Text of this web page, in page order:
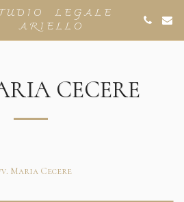
LEGALE
ARIELLO
CECERE
Maria Cecere